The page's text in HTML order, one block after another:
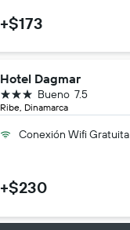
+$173
Hotel Dagmar
Ribe, Dinamarca
7.5
Bueno
3 estrellas
Conexión Wifi Gratuita
+$230